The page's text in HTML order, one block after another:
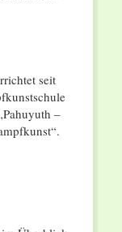
seit
–